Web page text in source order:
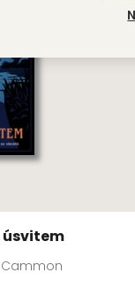
úsvitem